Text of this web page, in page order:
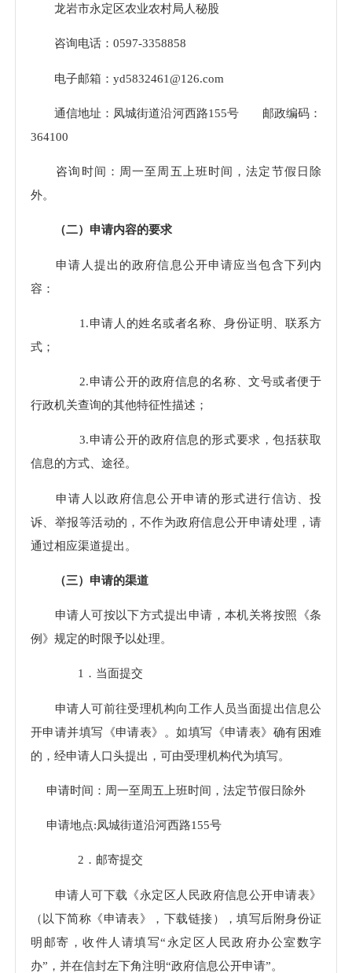
龙岩市永定区农业农村局人秘股
咨询电话：0597-3358858
电子邮箱：yd5832461@126.com
通信地址：凤城街道沿河西路155号 邮政编码：
364100
咨询时间：周一至周五上班时间，法定节假日除
外。
（二）申请内容的要求
申请人提出的政府信息公开申请应当包含下列内
容：
1.申请人的姓名或者名称、身份证明、联系方
式；
2.申请公开的政府信息的名称、文号或者便于
行政机关查询的其他特征性描述；
3.申请公开的政府信息的形式要求，包括获取
信息的方式、途径。
申请人以政府信息公开申请的形式进行信访、投
诉、举报等活动的，不作为政府信息公开申请处理，请
通过相应渠道提出。
（三）申请的渠道
申请人可按以下方式提出申请，本机关将按照《条
例》规定的时限予以处理。
1．当面提交
申请人可前往受理机构向工作人员当面提出信息公
开申请并填写《申请表》。如填写《申请表》确有困难
的，经申请人口头提出，可由受理机构代为填写。
申请时间： 周一至周五上班时间，法定节假日除外
申请地点:凤城街道沿河西路155号
2．邮寄提交
申请人可下载《永定区人民政府信息公开申请表》
（以下简称《申请表》，下载链接），填写后附身份证
明邮寄，收件人请填写“ 永定区人民政府办公室数字
办”，并在信封左下角注明“政府信息公开申请”。